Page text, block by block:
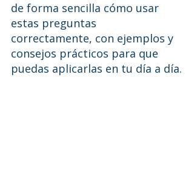
de forma sencilla cómo usar
estas preguntas
correctamente, con ejemplos y
consejos prácticos para que
puedas aplicarlas en tu día a día.